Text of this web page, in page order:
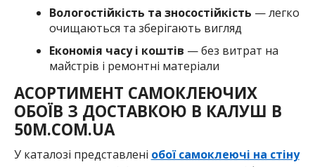
Вологостійкість та зносостійкість — легко
очищаються та зберігають вигляд
Економія часу і коштів — без витрат на
майстрів і ремонтні матеріали
АСОРТИМЕНТ САМОКЛЕЮЧИХ
ОБОЇВ З ДОСТАВКОЮ В КАЛУШ В
50M.COM.UA
У каталозі представлені обої самоклеючі на стіну